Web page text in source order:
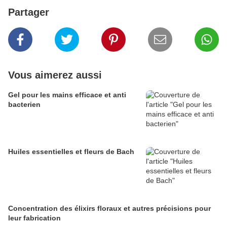
Partager
Vous aimerez aussi
Gel pour les mains efficace et anti
bacterien
Huiles essentielles et fleurs de Bach
Concentration des élixirs floraux et autres précisions pour
leur fabrication